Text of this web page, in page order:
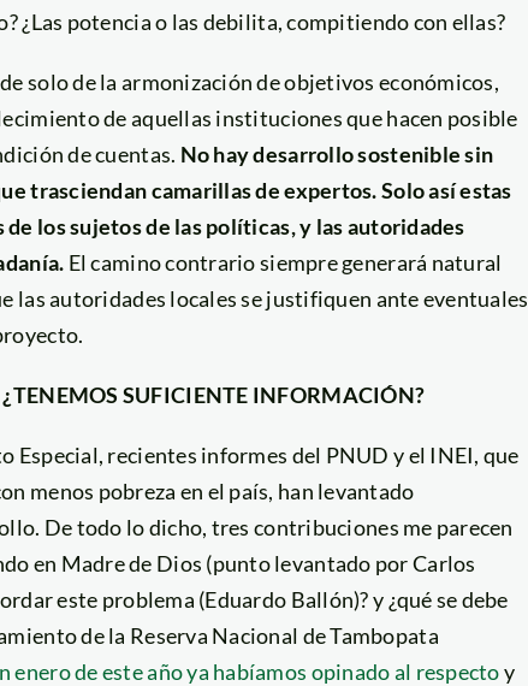
¿Las potencia o las debilita, compitiendo con ellas?
solo de la armonización de objetivos económicos,
de aquellas instituciones que hacen posible
de cuentas. No hay desarrollo sostenible sin
trasciendan camarillas de expertos. Solo así estas
los sujetos de las políticas, y las autoridades
El camino contrario siempre generará natural
las autoridades locales se justifiquen ante eventuales
SUFICIENTE INFORMACIÓN?
Especial, recientes informes del PNUD y el INEI, que
menos pobreza en el país, han levantado
De todo lo dicho, tres contribuciones me parecen
en Madre de Dios (punto levantado por Carlos
este problema (Eduardo Ballón)? y ¿qué se debe
de la Reserva Nacional de Tambopata
enero de este año ya habíamos opinado al respectoy